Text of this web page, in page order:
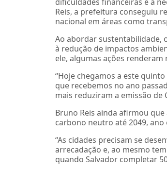
Reis, a prefeitura conseguiu
nacional em áreas como
Ao abordar sustentabilidade,
à redução de impactos
ele, algumas ações
“Hoje chegamos a este
que recebemos no ano
mais reduziram a emissão de
Bruno Reis ainda afirmou
carbono neutro até 2049,
“As cidades precisam se
arrecadação e, ao mesmo
quando Salvador completar